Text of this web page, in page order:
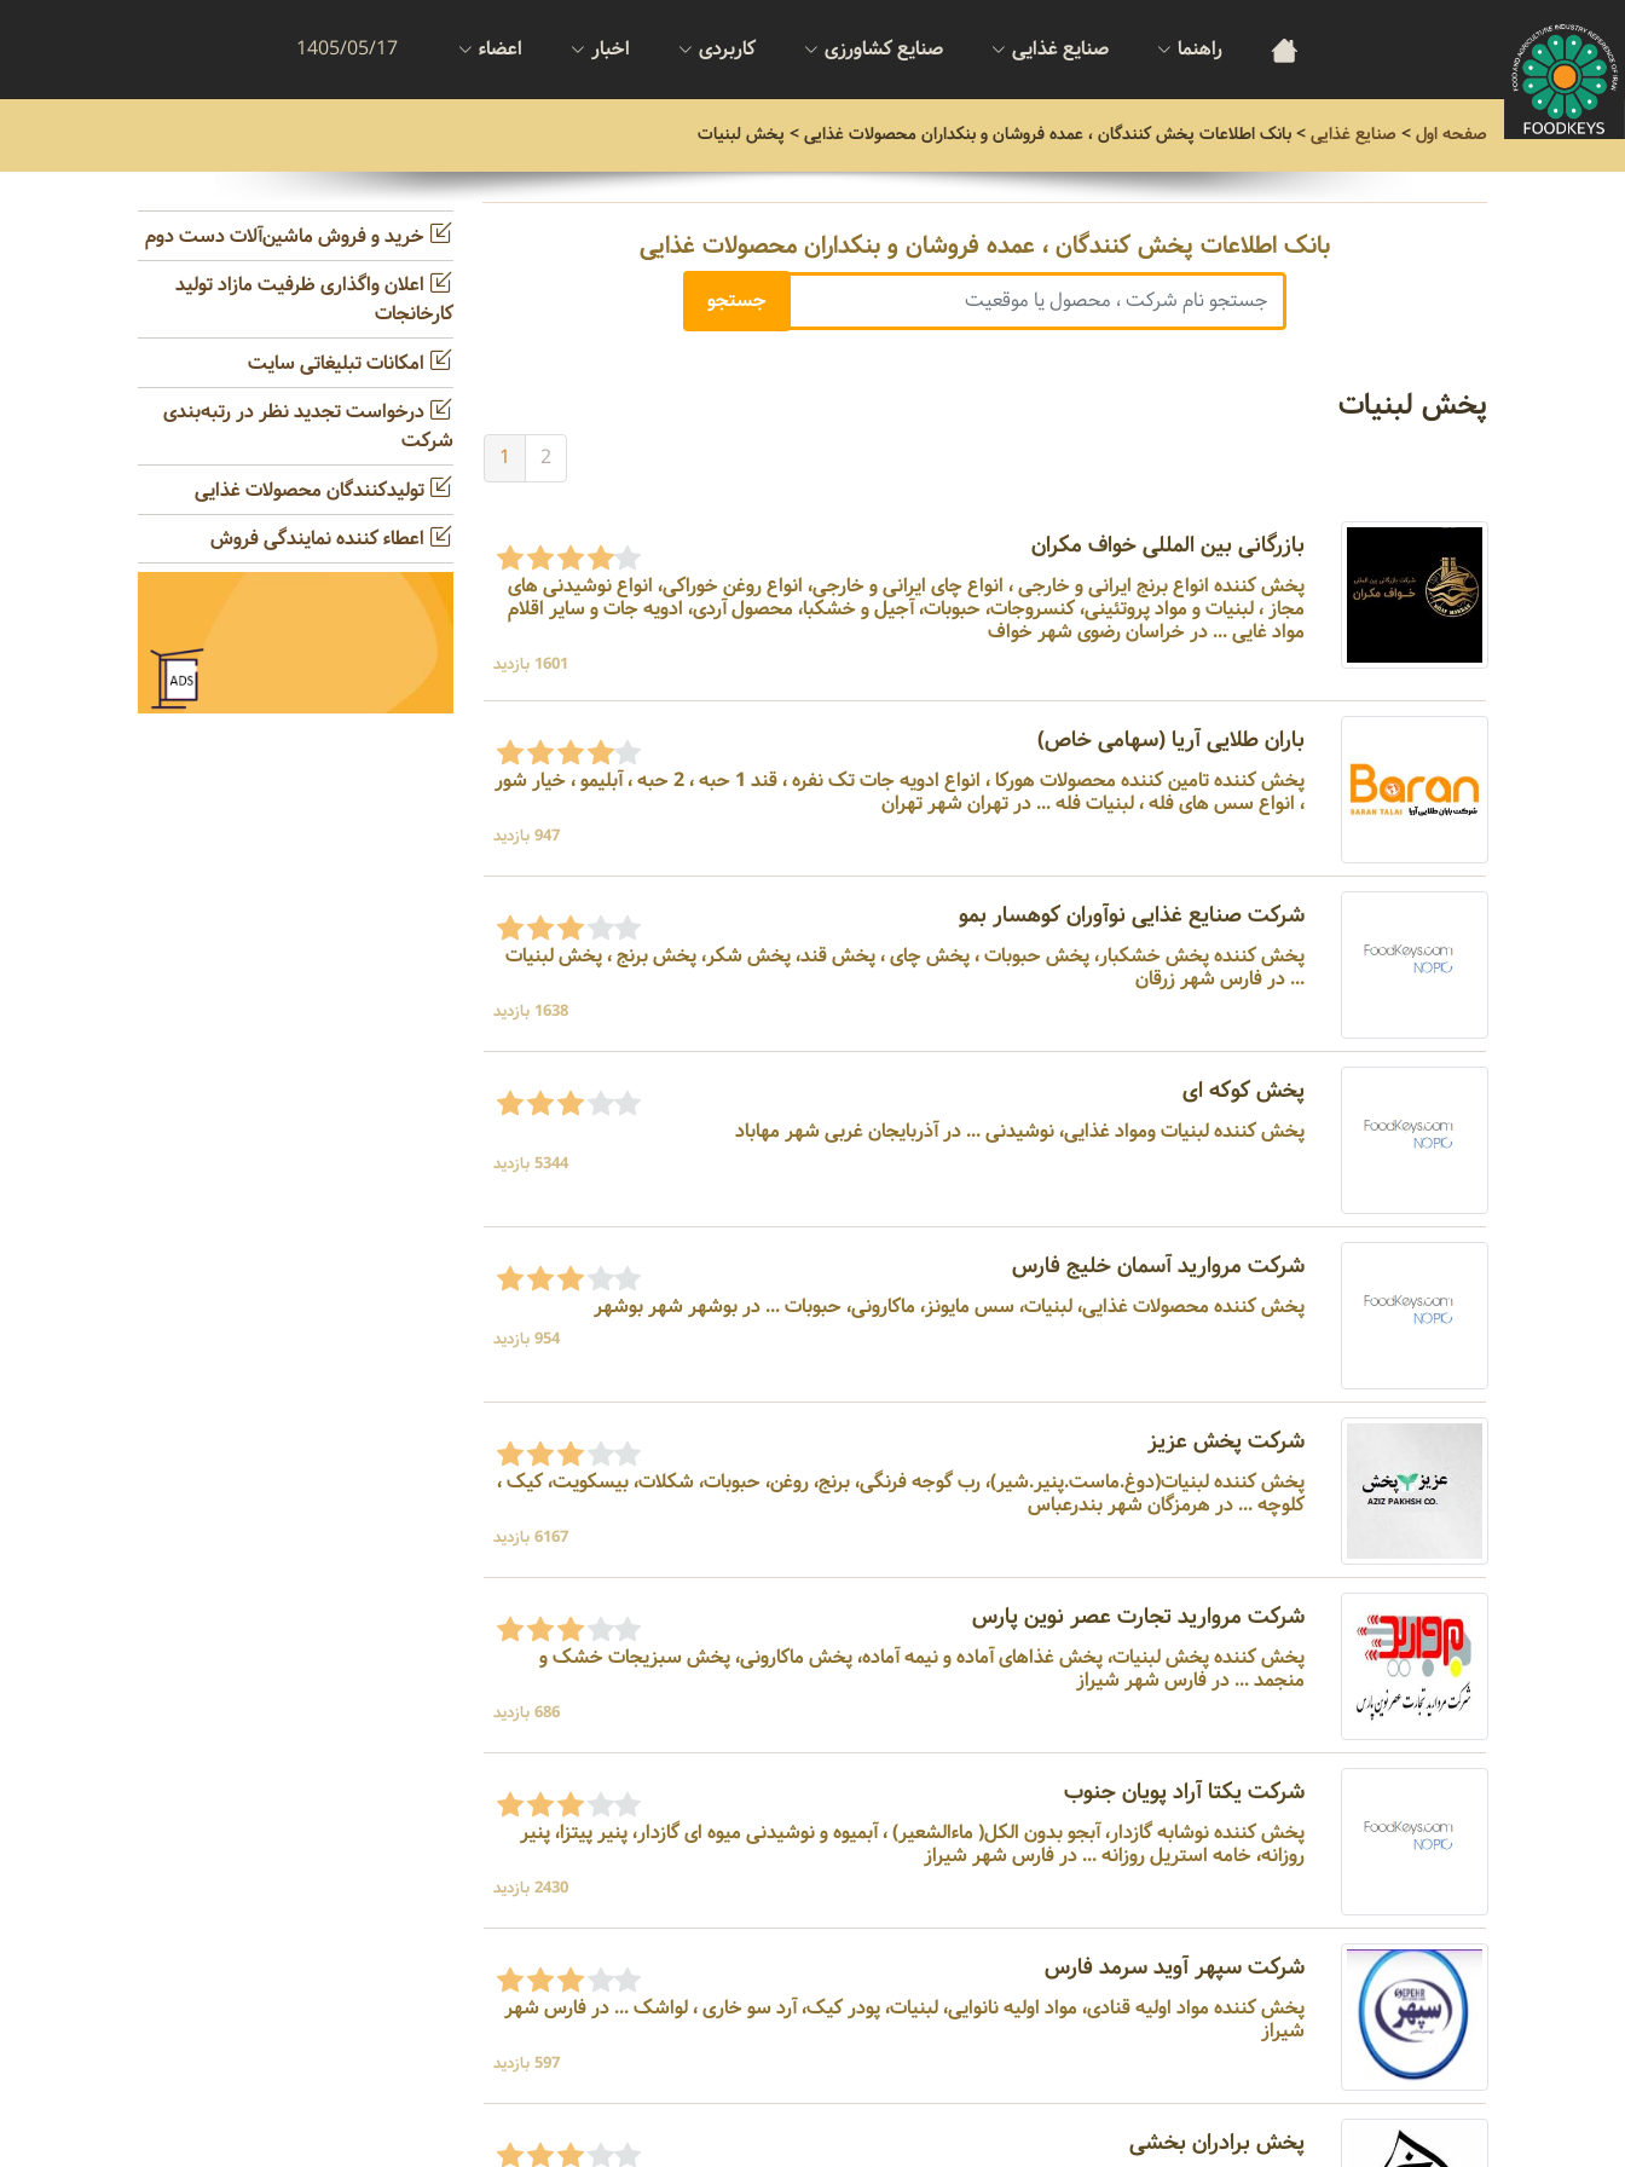
راهنما صنایع غذایی صنایع کشاورزی کاربردی اخبار اعضاء 1405/05/17
صفحه اول> صنایع غذایی>بانک اطلاعات پخش کنندگان ، عمده فروشان و بنکداران محصولات غذایی> پخش لبنیات
بانک اطلاعات پخش کنندگان ، عمده فروشان و بنکداران محصولات غذایی
پخش لبنیات
1 2
بازرگانی بین المللی خواف مکران
پخش کننده انواع برنج ایرانی و خارجی ، انواع چای ایرانی و خارجی، انواع روغن خوراکی، انواع نوشیدنی های
مجاز ، لبنیات و مواد پروتئینی، کنسروجات، حبوبات، آجیل و خشکبا، محصول آردی، ادویه جات و سایر اقلام
مواد غایی ... در خراسان رضوی شهر خواف
1601 بازدید
باران طلایی آریا (سهامی خاص)
پخش کننده تامین کننده محصولات هورکا ، انواع ادویه جات تک نفره ، قند 1 حبه ، 2 حبه ، آبلیمو ، خیار شور
، انواع سس های فله ، لبنیات فله ... در تهران شهر تهران
947 بازدید
شرکت صنایع غذایی نوآوران کوهسار بمو
پخش کننده پخش خشکبار، پخش حبوبات ، پخش چای ، پخش قند، پخش شکر، پخش برنج ، پخش لبنیات
... در فارس شهر زرقان
1638 بازدید
پخش کوکه ای
پخش کننده لبنیات ومواد غذایی، نوشیدنی ... در آذربایجان غربی شهر مهاباد
5344 بازدید
شرکت مروارید آسمان خلیج فارس
پخش کننده محصولات غذایی، لبنیات، سس مایونز، ماکارونی، حبوبات ... در بوشهر شهر بوشهر
954 بازدید
شرکت پخش عزیز
پخش کننده لبنیات(دوغ.ماست.پنیر.شیر)، رب گوجه فرنگی، برنج، روغن، حبوبات، شکلات، بیسکویت، کیک ،
کلوچه ... در هرمزگان شهر بندرعباس
6167 بازدید
شرکت مروارید تجارت عصر نوین پارس
پخش کننده پخش لبنیات، پخش غذاهای آماده و نیمه آماده، پخش ماکارونی، پخش سبزیجات خشک و
منجمد ... در فارس شهر شیراز
686 بازدید
شرکت یکتا آراد پویان جنوب
پخش کننده نوشابه گازدار، آبجو بدون الکل( ماءالشعیر) ، آبمیوه و نوشیدنی میوه ای گازدار، پنیر پیتزا، پنیر
روزانه، خامه استریل روزانه ... در فارس شهر شیراز
2430 بازدید
شرکت سپهر آوید سرمد فارس
پخش کننده مواد اولیه قنادی، مواد اولیه نانوایی، لبنیات، پودر کیک، آرد سو خاری ، لواشک ... در فارس شهر
شیراز
597 بازدید
پخش برادران بخشی
خرید و فروش ماشین‌آلات دست دوم
اعلان واگذاری ظرفیت مازاد تولید
کارخانجات
امکانات تبلیغاتی سایت
درخواست تجدید نظر در رتبه‌بندی
شرکت
تولیدکنندگان محصولات غذایی
اعطاء کننده نمایندگی فروش